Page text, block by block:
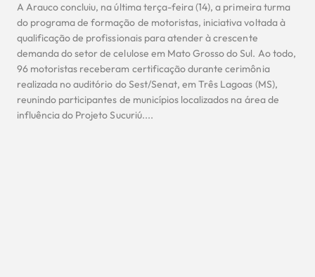
A Arauco concluiu, na última terça-feira (14), a primeira turma
do programa de formação de motoristas, iniciativa voltada à
qualificação de profissionais para atender à crescente
demanda do setor de celulose em Mato Grosso do Sul. Ao todo,
96 motoristas receberam certificação durante cerimônia
realizada no auditório do Sest/Senat, em Três Lagoas (MS),
reunindo participantes de municípios localizados na área de
influência do Projeto Sucuriú....